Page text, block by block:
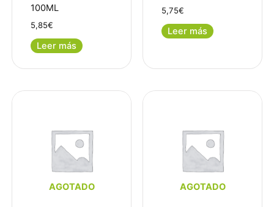
100ML
5,85€
Leer más
5,75€
Leer más
AGOTADO AGOTADO